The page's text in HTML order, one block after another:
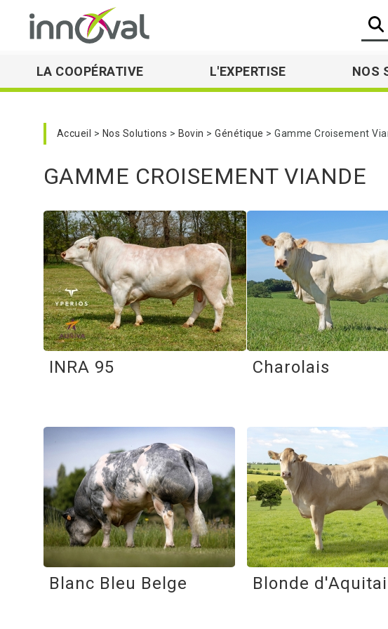
Skip to main navigation
LA COOPÉRATIVE L'EXPERTISE NOS
Accueil Nos Solutions Bovin Génétique Gamme Croisement
GAMME CROISEMENT VIANDE
INRA 95 Charolais
Blanc Bleu Belge Blonde